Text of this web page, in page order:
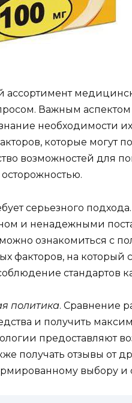
ассортимент
Важным
необходимости
которые могут
возможностей для
серьезного
и ненадежными
ознакомиться с
на который
стандартов
политика. Сравнение
и получить
предоставляют
получать отзывы от
выбору и